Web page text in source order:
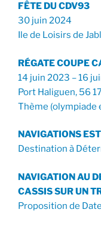
FÊTE DU CDV93
30 juin 2024
Ile de Loisirs de
RÉGATE COUPE
14 juin 2023 – 16
Port Haliguen, 56
Thème (olympiade
NAVIGATIONS
Destination à
NAVIGATION AU
CASSIS SUR UN
Proposition de